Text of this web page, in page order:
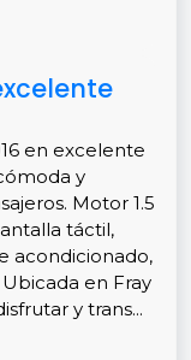
en excelente
y
Motor 1.5
táctil,
acondicionado,
en Fray
y trans...